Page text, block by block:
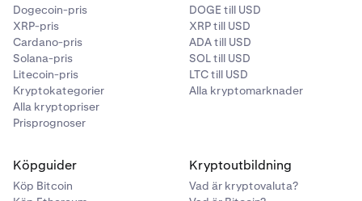
betalningsmetod”. Ange de 16 siffrorna som finns på
ditt Visa- eller Mastercard och lägg till
utgångsdatum och den 3-siffriga säkerhetskoden
som finns på baksidan av ditt kort.
7
Obs: Standardbetalningsvalutan är förbestämd
beroende på ditt
Dogecoin-pris
XRP-pris
Cardano-pris
Solana-pris
Litecoin-pris
Kryptokategorier
Alla kryptopriser
Prisprognoser
DOGE till USD
XRP till USD
ADA till USD
SOL till USD
LTC till USD
Alla kryptomarknader
Köpguider
Köp Bitcoin
Kryptoutbildning
Vad är kryptovaluta?